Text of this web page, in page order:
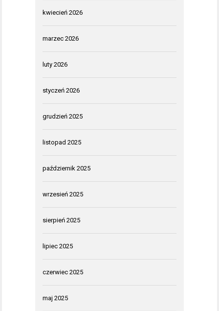
kwiecień 2026
marzec 2026
luty 2026
styczeń 2026
grudzień 2025
listopad 2025
październik 2025
wrzesień 2025
sierpień 2025
lipiec 2025
czerwiec 2025
maj 2025